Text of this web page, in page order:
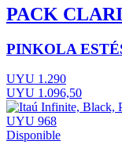
PACK
PINKOLA
UYU 1.290
UYU 1.096,50
UYU 968
Disponible